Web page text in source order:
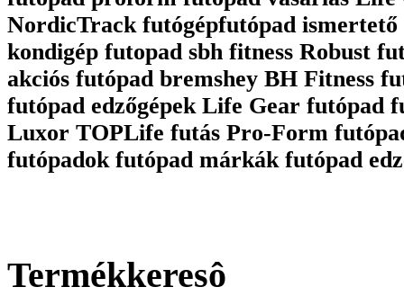
NordicTrack futógépfutópad
kondigép futopad sbh fitness Robust
akciós futópad bremshey BH Fitness
futópad edzőgépek Life Gear futópad
Luxor TOPLife futás Pro-Form
futópadok futópad márkák futópad
Termékkeresô